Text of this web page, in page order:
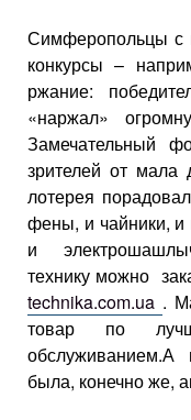
Симферопольцы с
конкурсы –
ржание:
«наржал»
Замечательный
зрителей от мала
лотерея
фены, и чайники, и
и
технику можно
technika.com.ua .
товар по
обслуживанием.А
была, конечно же,